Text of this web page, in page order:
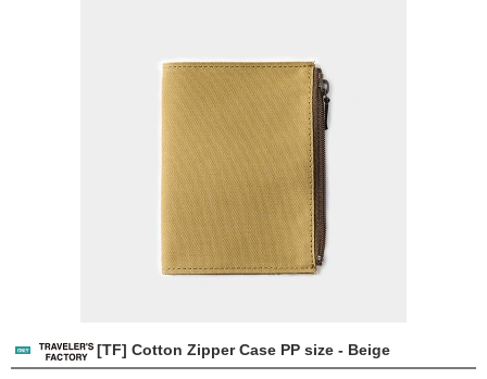
[TF] Cotton Zipper Case PP size - Beige